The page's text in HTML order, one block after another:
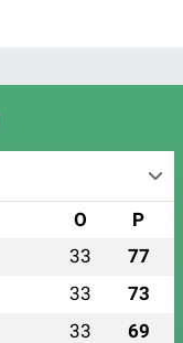
O P
33 77
33 73
33 69